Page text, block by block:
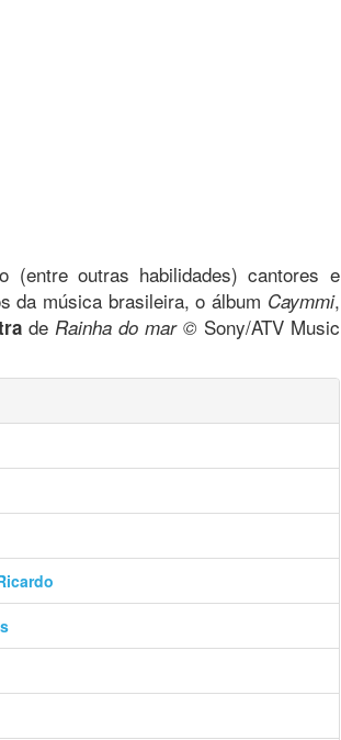
(entre outras habilidades) cantores e
da música brasileira, o álbum Caymmi,
de Rainha do mar ©Sony/ATV Music